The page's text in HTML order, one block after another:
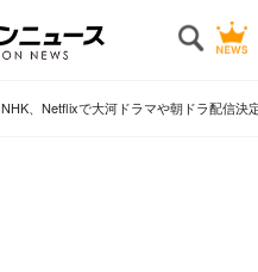
NHK、Netflixで大河ドラマや朝ドラ配信決